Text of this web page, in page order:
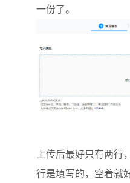
一份了。
上传后最好只有两行
行是填写的，空着就